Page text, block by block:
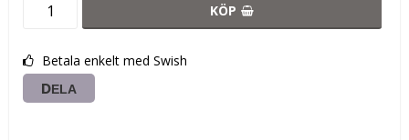
KÖP
Betala enkelt med Swish
DELA